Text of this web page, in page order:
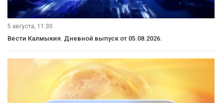
5 августа, 11:30
Вести Калмыкия. Дневной выпуск от 05.08.2026.